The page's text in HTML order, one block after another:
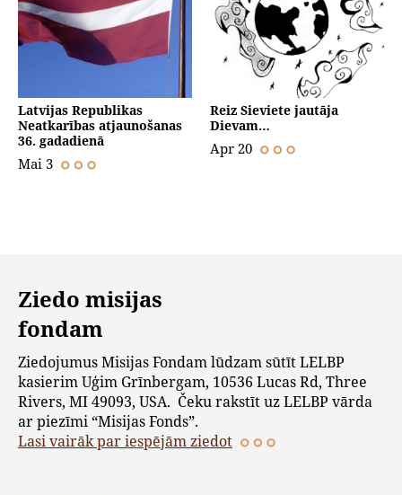
Latvijas Republikas
Neatkarības atjaunošanas
36. gadadienā
Mai 3
Reiz Sieviete jautāja
Dievam…
Apr 20
Ziedo misijas
fondam
Ziedojumus Misijas Fondam lūdzam sūtīt LELBP
kasierim Uģim Grīnbergam, 10536 Lucas Rd, Three
Rivers, MI 49093, USA. Čeku rakstīt uz LELBP vārda
ar piezīmi “Misijas Fonds”.
Lasi vairāk par iespējām ziedot